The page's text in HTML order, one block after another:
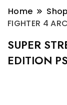
Home Shop
FIGHTER 4
SUPER
EDITION